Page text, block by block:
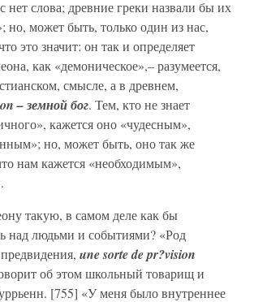
нет слова; древние греки назвали бы их
может быть, только один из нас,
это значит: он так и определяет
как «демоническое»,– разумеется,
смысле, а в древнем,
– земной бог. Тем, кто не знает
кажется оно «чудесным»,
но, может быть, оно так же
нам кажется «необходимым»,
такую, в самом деле как бы
над людьми и событиями? «Род
une sorte de pr?vision
об этом школьный товарищ и
[755] «У меня было внутреннее